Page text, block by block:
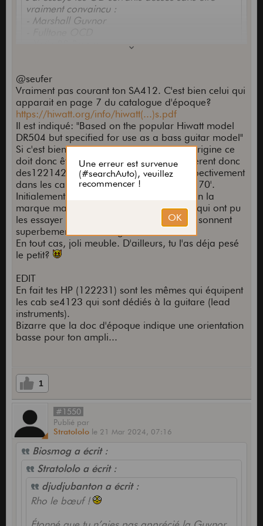
vraiment convaincu :
- Marshall Guvnor
En fait je cherche a retrouver un grain typé
Marshall car j'ai un JCM800 (combo 2x12) que
j'aime beaucoup.
En faisant des tests, j'ai remarqué qu'en
branchant le JC
M sur les HP du Hiwatt, le
son est vraiment différent. Le changement de HP
a beaucoup plus d'impact sur le son que de
passer d'une OD à une autre en fait.
Je vais essayer de tester différentes Fuzz,
comme beaucoup le préconise ici
Oh ce monstre
J'imagine la galère pour le déplacer celui-là!
Mais ça a quand même beaucoup de charme je
trouve.
Après pour le choix des pédales, ça dépend de la
chaine du son, des réglages de l'ampli de la
guitare utilisée et surtout des goûts de chacun.
Difficile de conseiller tel ou tel modèle. Il faut
essayer et savoir s'arrêter quand ce que l'on
entend nous convient sinon après on met le doigt
dans un drôle d'engrenage
@seufer
Vraiment pas courant ton SA412. C'est bien celui qui
apparait en page 7 du catalogue d'époque?
https://hiwatt.org/info/hiwatt(...)s.pdf
Il est indiqué: "Based on the popular Hiwatt model
DR504 but specified for use as a bass guitar model"
Si c'est bien ton ampli et si tes HP sont d'origine ce
doit donc être des Fane 122231, qui diffèrent donc
des122142 et 122231 qu'on trouvait respectivement
dans les cab 4122 et 4123 au milieu des 70'.
Initialement développé pour la basse selon la
marque mais sur HiwattConvention, ceux qui ont pu
les essayer s'accordent à dire que ces HP sonnent
superbement avec une guitare.
En tout cas, joli meuble. D'ailleurs, tu l'as déja pesé
le petit?
EDIT
En fait tes HP (122231) sont les mêmes qui équipent
les cab se4123 qui sont dédiés à la guitare (lead
instruments).
Bizarre que la doc d'époque indique une orientation
basse pour ton ampli...
1
#1550
Publié par
Stratololo le 21 Mar 2024, 07:16
Biosmog a écrit :
Stratololo a écrit :
djudjubanton a écrit :
Rho le bœuf !